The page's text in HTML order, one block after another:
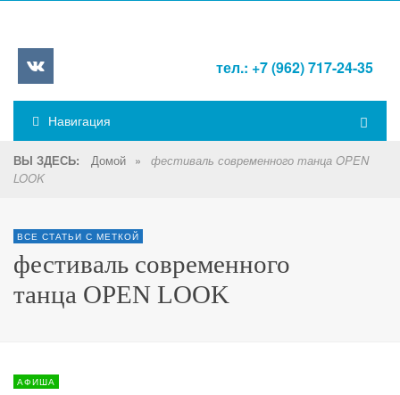
тел.: +7 (962) 717-24-35
Навигация
ВЫ ЗДЕСЬ: Домой »
фестиваль современного танца OPEN
LOOK
ВСЕ СТАТЬИ С МЕТКОЙ
фестиваль современного
танца OPEN LOOK
АФИША